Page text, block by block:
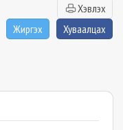
Хэвлэх
Жиргэх
Хуваалцах